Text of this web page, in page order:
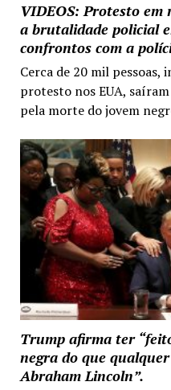
VIDEOS: Protesto em
a brutalidade policial
confrontos com a
Cerca de 20 mil
protesto nos EUA,
pela morte do jovem
Trump afirma ter
negra do que
Abraham Lincoln”.